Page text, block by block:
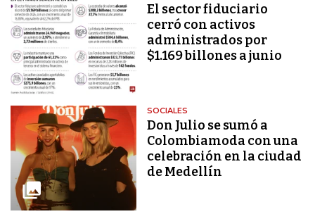
El sector fiduciario
cerró con activos
administrados por
$1.169 billones a junio
SOCIALES
Don Julio se sumó a
Colombiamoda con una
celebración en la ciudad
de Medellín